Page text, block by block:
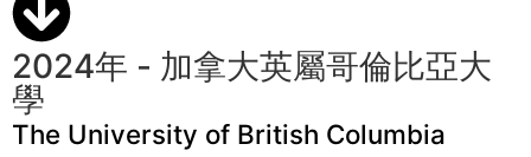
2024年 - 加拿大英屬哥倫比亞大
學
The University of British Columbia